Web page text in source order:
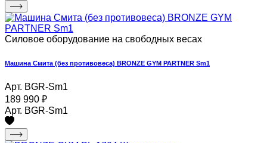
Силовое оборудование на свободных весах
Машина Смита (без противовеса) BRONZE GYM PARTNER Sm1
Арт. BGR-Sm1
189 990 ₽
Арт. BGR-Sm1